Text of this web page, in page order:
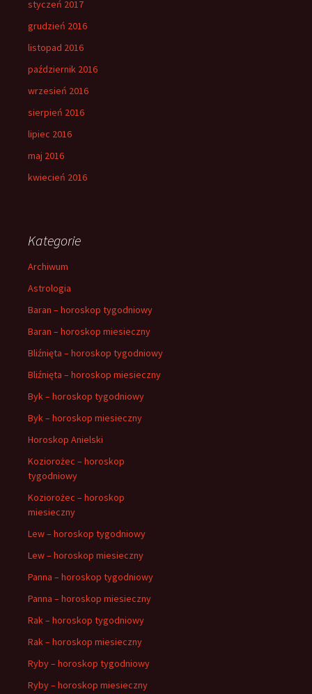
styczeń 2017
grudzień 2016
listopad 2016
październik 2016
wrzesień 2016
sierpień 2016
lipiec 2016
maj 2016
kwiecień 2016
Kategorie
Archiwum
Astrologia
Baran – horoskop tygodniowy
Baran – horoskop miesieczny
Bliźnięta – horoskop tygodniowy
Bliźnięta – horoskop miesieczny
Byk – horoskop tygodniowy
Byk – horoskop miesieczny
Horoskop Anielski
Koziorożec – horoskop
tygodniowy
Koziorożec – horoskop
miesieczny
Lew – horoskop tygodniowy
Lew – horoskop miesieczny
Panna – horoskop tygodniowy
Panna – horoskop miesieczny
Rak – horoskop tygodniowy
Rak – horoskop miesieczny
Ryby – horoskop tygodniowy
Ryby – horoskop miesieczny